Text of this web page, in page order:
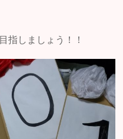
指しましょう！！